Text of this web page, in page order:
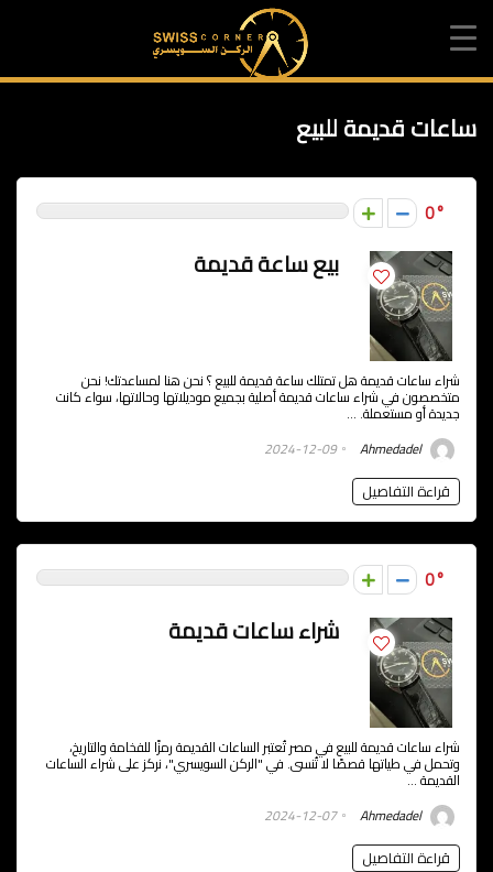
ساعات قديمة للبيع
0
بيع ساعة قديمة
شراء ساعات قديمة هل تمتلك ساعة قديمة للبيع ؟ نحن هنا لمساعدتك! نحن
متخصصون في شراء ساعات قديمة أصلية بجميع موديلاتها وحالاتها، سواء كانت
جديدة أو مستعملة. ...
Ahmedadel
2024-12-09
قراءة التفاصيل
0
شراء ساعات قديمة
شراء ساعات قديمة للبيع في مصر تُعتبر الساعات القديمة رمزًا للفخامة والتاريخ،
وتحمل في طياتها قصصًا لا تُنسى. في "الركن السويسري"، نركز على شراء الساعات
القديمة ...
Ahmedadel
2024-12-07
قراءة التفاصيل